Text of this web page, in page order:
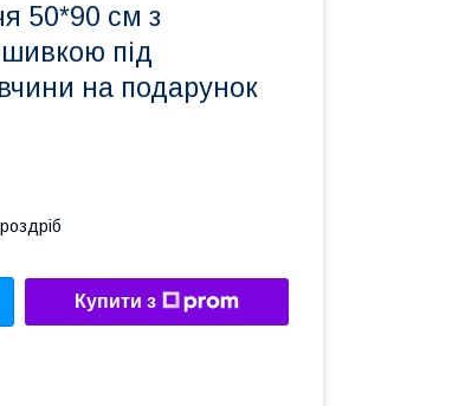
50*90 см з
під
на подарунок
Купити з